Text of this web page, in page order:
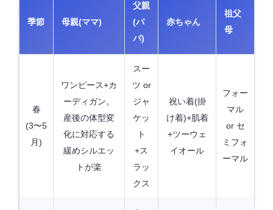
季節 母親(ママ)
父親
(パ
パ)
赤ちゃん
祖父
母
春
(3〜5
月)
ワンピース+カ
ーディガン。
産後の体型変
化に対応する
緩めシルエッ
トが楽
スー
ツ or
ジャ
ケッ
ト
+ス
ラッ
クス
祝い着(掛
け着)+肌着
+ツーウェ
イオール
フォー
マル
or セ
ミフォ
ーマル